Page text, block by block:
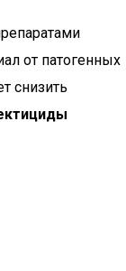
от патогенных
снизить